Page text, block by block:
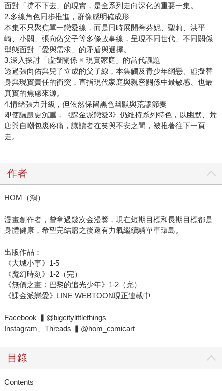
面對「撐不下去」的現實，是全系列走向深化的重要一集。
2.多線角色同步推進，群像感明確成形
本集不只聚焦單一戀愛線，而是同時展開蒂芬妮、聖莉、洪平
崎、小關、張向佑父子等多條故事線，呈現不同世代、不同關係
型態面對「愛與需求」的矛盾與選擇。
3.深入探討「虛擬關係 × 現實家庭」的當代議題
透過張向佑與兒子立成的父子線，本集觸及青少年網戀、虛擬替
身與現實責任的衝突，直指現代家庭與親密關係中最敏感、也最
真實的焦慮來源。
4.情緒張力升級，但依然保留黑色幽默與荒謬節奏
即使議題更沉重，《課金派戀愛3》仍維持系列特色，以幽默、荒
唐與自嘲包裹疼痛，讓讀者在笑與不安之間，被推著往下一頁
走。
作者
HOM（鴻）
漫畫創作者，曾拿過幾次金漫獎，現在短期目標和長期目標都是
身體健康，希望完結篇之後還有力氣繼續騎單車環島。
出版作品：
《大城小事》1-5
《魔幻時刻》1-2（完）
《無價之畫：巴黎的追光少年》1-2（完）
《課金派戀愛》LINE WEBTOON現正連載中
Facebook ▍@bigcitylittlethings
Instagram、Threads ▍@hom_comicart
目錄
Contents